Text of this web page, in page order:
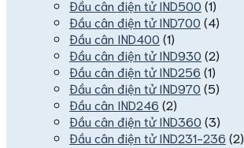
Đầu cân điện tử IND500 (1)
Đầu cân điện tử IND700 (4)
Đầu cân IND400 (1)
Đầu cân điện tử IND930 (2)
Đầu cân điện tử IND256 (1)
Đầu cân điện tử IND970 (5)
Đầu cân IND246 (2)
Đầu cân điện tử IND360 (3)
Đầu cân điện tử IND231-236 (2)